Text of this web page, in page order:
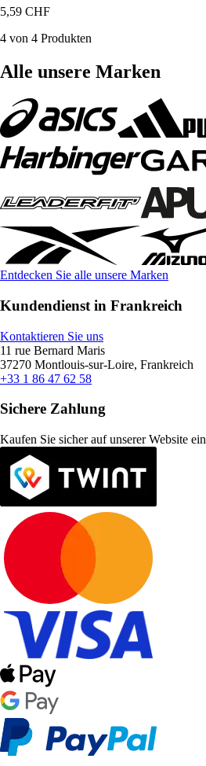
5,59 CHF
4 von 4 Produkten
Alle unsere Marken
Entdecken Sie alle unsere Marken
Kundendienst in Frankreich
Kontaktieren Sie uns
11 rue Bernard Maris
37270 Montlouis-sur-Loire, Frankreich
+33 1 86 47 62 58
Sichere Zahlung
Kaufen Sie sicher auf unserer Website ein